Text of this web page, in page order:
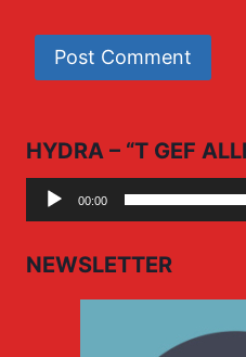
HYDRA – “T GEF
Audio
Player
00:00
NEWSLETTER